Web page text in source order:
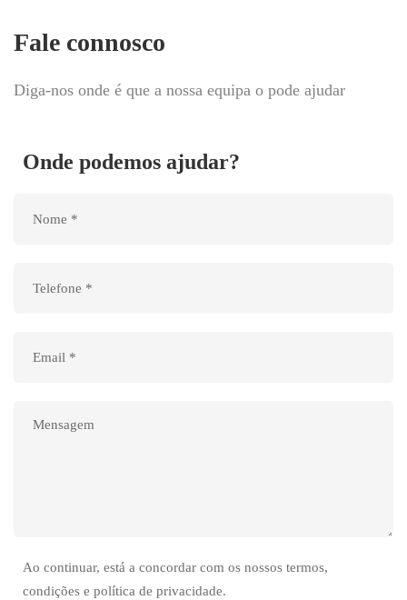
Fale connosco
Diga-nos onde é que a nossa equipa o pode ajudar
Onde podemos ajudar?
Ao continuar, está a concordar com os nossos termos,
condições e política de privacidade.